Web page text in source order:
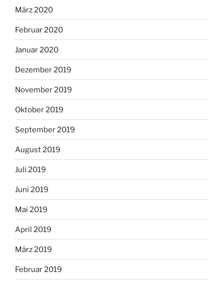
März 2020
Februar 2020
Januar 2020
Dezember 2019
November 2019
Oktober 2019
September 2019
August 2019
Juli 2019
Juni 2019
Mai 2019
April 2019
März 2019
Februar 2019